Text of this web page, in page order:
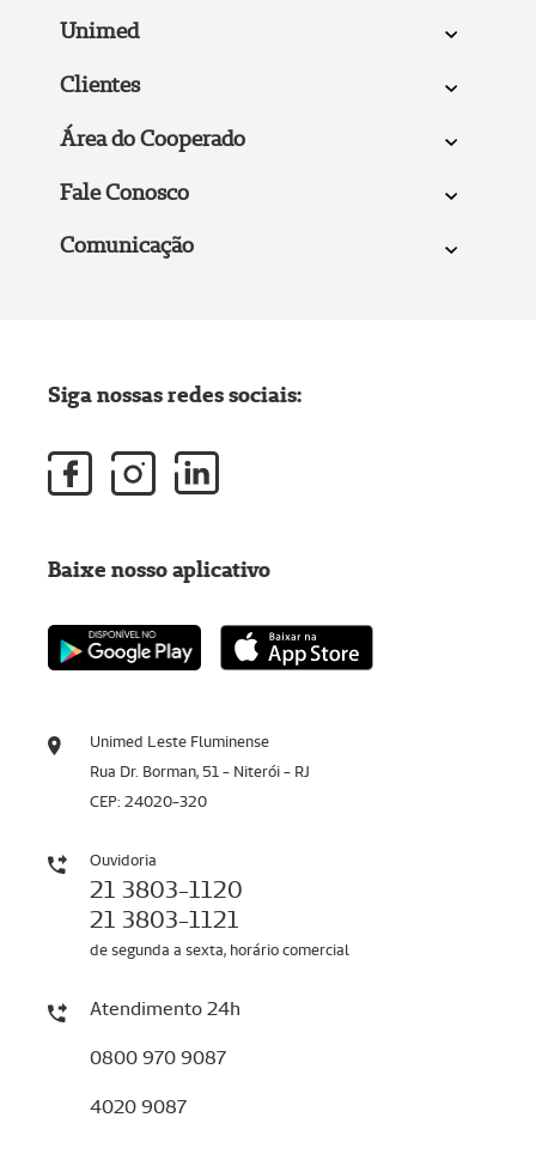
Unimed
Clientes
Área do Cooperado
Fale Conosco
Comunicação
Unimed Leste Fluminense
Rua Dr. Borman, 51 - Niterói - RJ
CEP: 24020-320
Ouvidoria
21 3803-1120
21 3803-1121
de segunda a sexta, horário comercial
Atendimento 24h
0800 970 9087
4020 9087
Siga nossas redes sociais:
Baixe nosso aplicativo